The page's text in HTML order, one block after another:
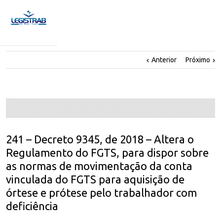
Anterior Próximo
241 – Decreto 9345, de 2018 – Altera o
Regulamento do FGTS, para dispor sobre
as normas de movimentação da conta
vinculada do FGTS para aquisição de
órtese e prótese pelo trabalhador com
deficiência